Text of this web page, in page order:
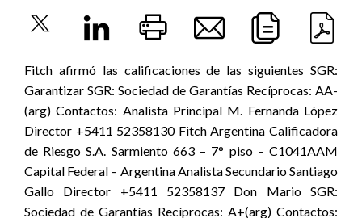
Fitch afirmó las calificaciones de las siguientes SGR:
Garantizar SGR: Sociedad de Garantías Recíprocas: AA-
(arg) Contactos: Analista Principal M. Fernanda López
Director +5411 52358130 Fitch Argentina Calificadora
de Riesgo S.A. Sarmiento 663 – 7° piso – C1041AAM
Capital Federal – Argentina Analista Secundario Santiago
Gallo Director +5411 52358137 Don Mario SGR:
Sociedad de Garantías Recíprocas: A+(arg) Contactos: